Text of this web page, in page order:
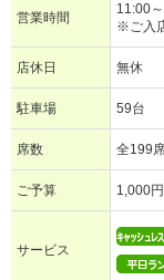
営業時間
11:00
※ご入
店休日 無休
駐車場 59台
席数 全199
ご予算 1,000
サービス